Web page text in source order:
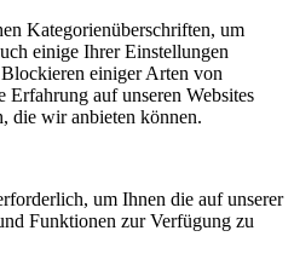
Kategorienüberschriften, um
einige Ihrer Einstellungen
einiger Arten von
auf unseren Websites
die wir anbieten können.
um Ihnen die auf unserer
Funktionen zur Verfügung zu